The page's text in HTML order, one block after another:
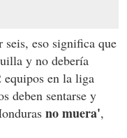
seis, eso significa que
y no debería
equipos en la liga
deben sentarse y
no muera',